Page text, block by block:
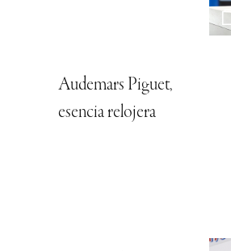
Audemars Piguet,
esencia relojera